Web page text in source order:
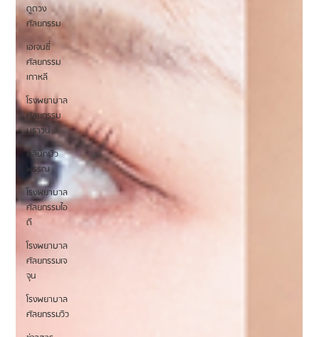
ดูดวง
ศัลยกรรม
เอเจนซี่
ศัลยกรรม
เกาหลี
โรงพยาบาล
ศัลยกรรม
บราวน์
คลินิกผิว
พรรณ
โรงพยาบาล
ศัลยกรรมไอ
ดี
โรงพยาบาล
ศัลยกรรมเจ
จุน
โรงพยาบาล
ศัลยกรรมวิว